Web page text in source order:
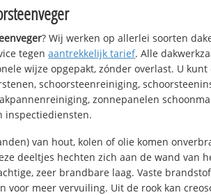
? Wij werken op allerlei soorten
tegenaantrekkelijk tarief. Alle
wijze opgepakt, zónder overlast. U kunt
schoorsteenreiniging,
zonnepanelen
inspectiediensten.
van hout, kolen of olie komen
deeltjes hechten zich aan de wand van
zeer brandbare laag. Vaste
voor meer vervuiling. Uit de rook kan